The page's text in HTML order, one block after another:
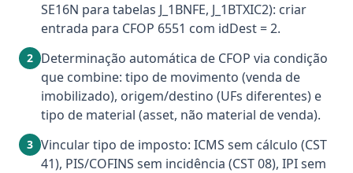
SE16N para tabelas J_1BNFE, J_1BTXIC2): criar
entrada para CFOP 6551 com idDest = 2.
2 Determinação automática de CFOP via condição
que combine: tipo de movimento (venda de
imobilizado), origem/destino (UFs diferentes) e
tipo de material (asset, não material de venda).
3 Vincular tipo de imposto: ICMS sem cálculo (CST
41), PIS/COFINS sem incidência (CST 08), IPI sem